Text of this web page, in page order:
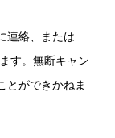
連絡、または
す。無断キャン
とができかねま